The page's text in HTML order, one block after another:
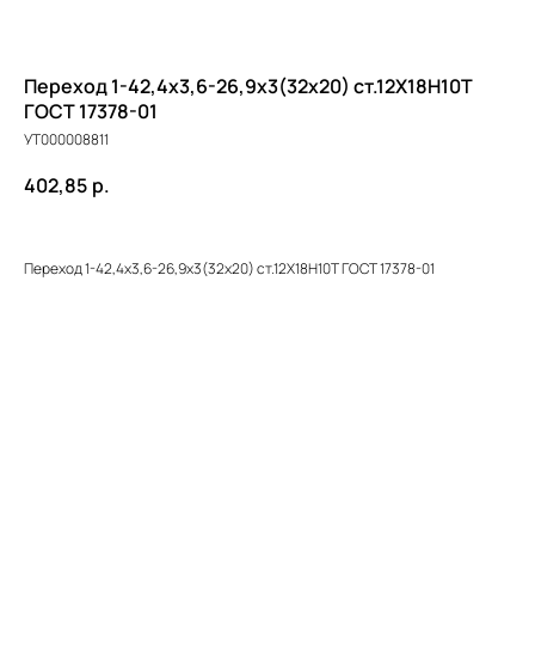
Переход 1-42,4х3,6-26,9х3(32х20) ст.12Х18Н10Т
ГОСТ 17378-01
УТ000008811
402,85 р.
Переход 1-42,4х3,6-26,9х3(32х20) ст.12Х18Н10Т ГОСТ 17378-01